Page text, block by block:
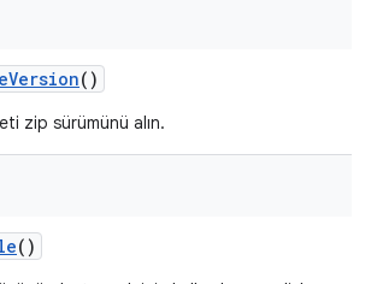
Version()
zip sürümünü alın.
()